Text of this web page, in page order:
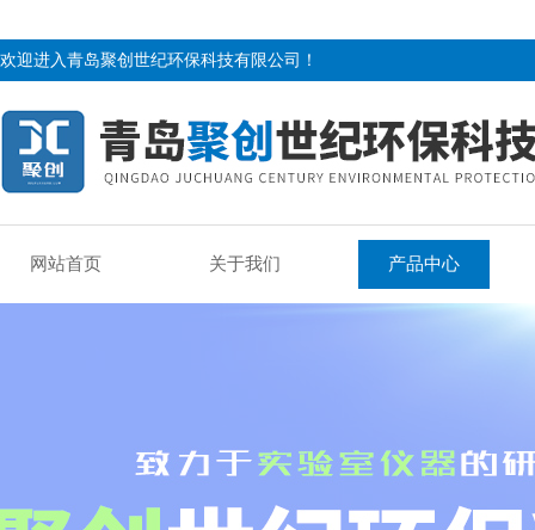
欢迎进入青岛聚创世纪环保科技有限公司！
网站首页 关于我们 产品中心